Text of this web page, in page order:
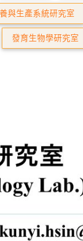
與生產系統研究室
發育生物學研究室